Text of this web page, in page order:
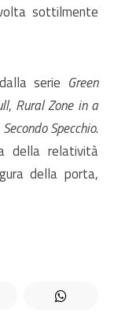
sottilmente
serie Green
, Rural Zone in a
Specchio.
della relatività
della porta,